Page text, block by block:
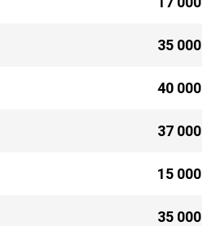
35 000
40 000
37 000
15 000
35 000